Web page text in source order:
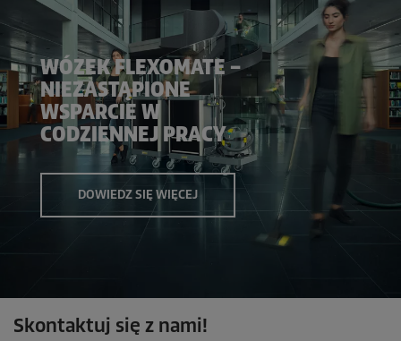
WÓZEK FLEXOMATE –
NIEZASTĄPIONE
WSPARCIE W
CODZIENNEJ PRACY
DOWIEDZ SIĘ WIĘCEJ
Skontaktuj się z nami!